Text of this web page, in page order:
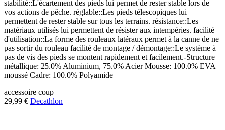
stabilité::L'écartement des pieds lui permet de rester stable lors de
vos actions de pêche. réglable::Les pieds télescopiques lui
permettent de rester stable sur tous les terrains. résistance::Les
matériaux utilisés lui permettent de résister aux intempéries. facilité
d'utilisation::La forme des rouleaux latéraux permet à la canne de ne
pas sortir du rouleau facilité de montage / démontage::Le système à
pas de vis des pieds se montent rapidement et facilement.-Structure
métallique: 25.0% Aluminium, 75.0% Acier Mousse: 100.0% EVA
moussé Cadre: 100.0% Polyamide
accessoire coup
29,99 € Decathlon